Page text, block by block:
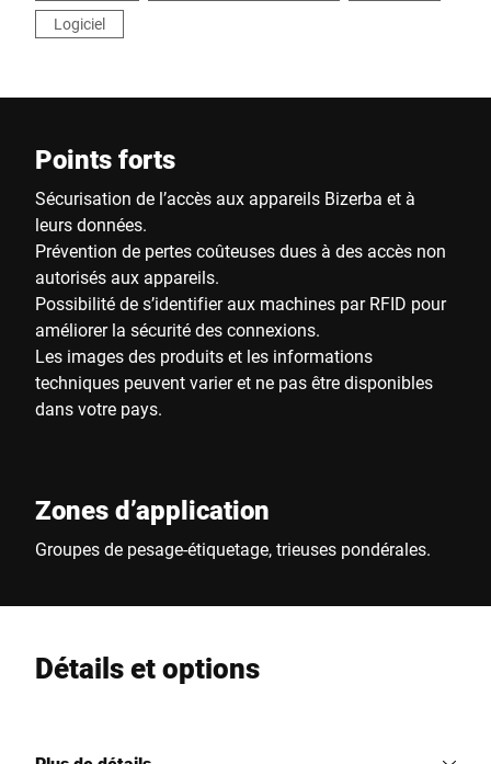
Logiciel
Points forts
Sécurisation de l’accès aux appareils Bizerba et à
leurs données.
Prévention de pertes coûteuses dues à des accès non
autorisés aux appareils.
Possibilité de s’identifier aux machines par RFID pour
améliorer la sécurité des connexions.
Les images des produits et les informations
techniques peuvent varier et ne pas être disponibles
dans votre pays.
Zones d’application
Groupes de pesage-étiquetage, trieuses pondérales.
Détails et options